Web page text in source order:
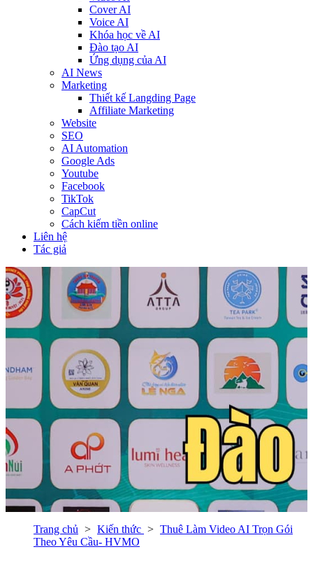
Cover AI
Voice AI
Khóa học về AI
Đào tạo AI
Ứng dụng của AI
AI News
Marketing
Thiết kế Langding Page
Affiliate Marketing
Website
SEO
AI Automation
Google Ads
Youtube
Facebook
TikTok
CapCut
Cách kiếm tiền online
Liên hệ
Tác giả
Trang chủ Kiến thức
Thuê Làm Video AI Trọn Gói
Theo Yêu Cầu- HVMO